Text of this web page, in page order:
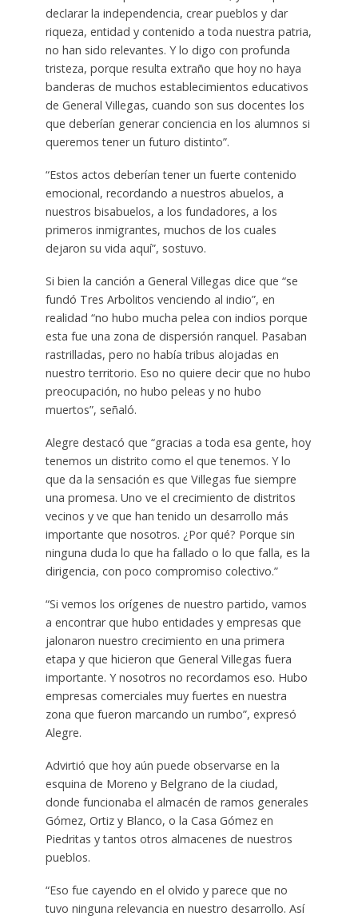
declarar la independencia, crear pueblos y dar
riqueza, entidad y contenido a toda nuestra patria,
no han sido relevantes. Y lo digo con profunda
tristeza, porque resulta extraño que hoy no haya
banderas de muchos establecimientos educativos
de General Villegas, cuando son sus docentes los
que deberían generar conciencia en los alumnos si
queremos tener un futuro distinto”.
“Estos actos deberían tener un fuerte contenido
emocional, recordando a nuestros abuelos, a
nuestros bisabuelos, a los fundadores, a los
primeros inmigrantes, muchos de los cuales
dejaron su vida aquí”, sostuvo.
Si bien la canción a General Villegas dice que “se
fundó Tres Arbolitos venciendo al indio”, en
realidad “no hubo mucha pelea con indios porque
esta fue una zona de dispersión ranquel. Pasaban
rastrilladas, pero no había tribus alojadas en
nuestro territorio. Eso no quiere decir que no hubo
preocupación, no hubo peleas y no hubo
muertos”, señaló.
Alegre destacó que “gracias a toda esa gente, hoy
tenemos un distrito como el que tenemos. Y lo
que da la sensación es que Villegas fue siempre
una promesa. Uno ve el crecimiento de distritos
vecinos y ve que han tenido un desarrollo más
importante que nosotros. ¿Por qué? Porque sin
ninguna duda lo que ha fallado o lo que falla, es la
dirigencia, con poco compromiso colectivo.”
“Si vemos los orígenes de nuestro partido, vamos
a encontrar que hubo entidades y empresas que
jalonaron nuestro crecimiento en una primera
etapa y que hicieron que General Villegas fuera
importante. Y nosotros no recordamos eso. Hubo
empresas comerciales muy fuertes en nuestra
zona que fueron marcando un rumbo”, expresó
Alegre.
Advirtió que hoy aún puede observarse en la
esquina de Moreno y Belgrano de la ciudad,
donde funcionaba el almacén de ramos generales
Gómez, Ortiz y Blanco, o la Casa Gómez en
Piedritas y tantos otros almacenes de nuestros
pueblos.
“Eso fue cayendo en el olvido y parece que no
tuvo ninguna relevancia en nuestro desarrollo. Así